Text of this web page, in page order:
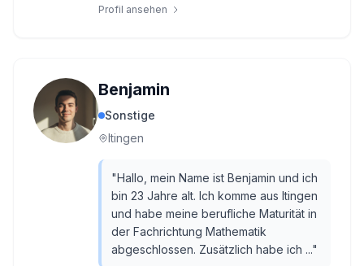
Profil ansehen
Benjamin
Sonstige
Itingen
"Hallo, mein Name ist Benjamin und ich
bin 23 Jahre alt. Ich komme aus Itingen
und habe meine berufliche Maturität in
der Fachrichtung Mathematik
abgeschlossen. Zusätzlich habe ich ..."